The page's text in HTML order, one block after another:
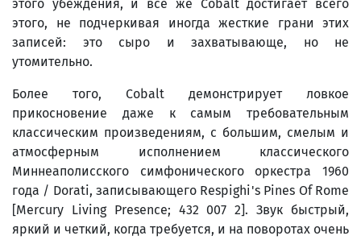
этого убеждения, и все же Cobalt достигает всего
этого, не подчеркивая иногда жесткие грани этих
записей: это сыро и захватывающе, но не
утомительно.
Более того, Cobalt демонстрирует ловкое
прикосновение даже к самым требовательным
классическим произведениям, с большим, смелым и
атмосферным исполнением классического
Миннеаполисского симфонического оркестра 1960
года / Dorati, записывающего Respighi's Pines Of Rome
[Mercury Living Presence; 432 007 2]. Звук быстрый,
яркий и четкий, когда требуется, и на поворотах очень